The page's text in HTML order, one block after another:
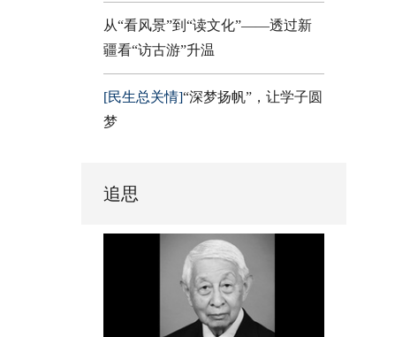
从“看风景”到“读文化”——透过新
疆看“访古游”升温
[民生总关情]“深梦扬帆”，让学子圆
梦
追思